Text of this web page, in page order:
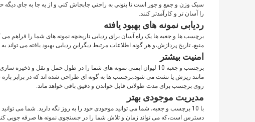
سبک وزن و جمع و جور است.تا بتوني به راحتي جابجاش کني و از يه جا به جاي
را آسان تر و کارآمدتر کنند.
ردیابی نمونه های بهبود یافته
برچسب ها و جعبه ها یک راه آسان برای ردیابی تاریخچه نمونه های شما را فراهم
منبع، تاریخ پردازش،و هر گونه اطلاعات مرتبط دیگراین ردیابی بهبود یافته می
امنیت بیشتر
برچسب و جعبه 10 لیوان ایمنی نمونه های شما را در طول حمل و نقل و
مانند ریزش یا نشت می شود.برچسب ها به گونه ای طراحی شده اند که در برابر
روی برچسب برای مدت طولانی قابل خواندن و دقیق باقی خواهد ماند.
مدیریت موجودی بهتر
با 10 برچسب و جعبه، شما می توانید موجودی خود را به روز نگه دارید. شما می
دسترس است،که می تواند زمان و تلاش شما را در جستجوی نمونه ها صرفه جویی